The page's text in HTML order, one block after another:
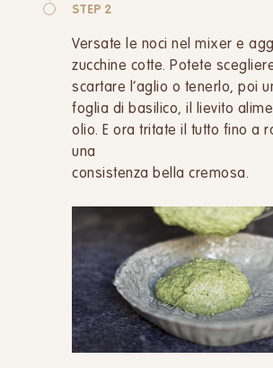
STEP 2
Versate le noci nel mixer e
zucchine cotte. Potete
scartare l’aglio o tenerlo, poi
foglia di basilico, il lievito
olio. E ora tritate il tutto fino a
una
consistenza bella cremosa.